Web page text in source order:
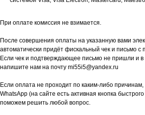
При оплате комиссия не взимается.
После совершения оплаты на указанную вами
автоматически придёт фискальный чек и письмо с
Если чек и подтверждающее письмо не пришли и
напишите нам на почту mi55i5@yandex.ru
Если оплата не проходит по каким-либо
WhatsApp (на сайте есть активная кнопка
поможем решить любой вопрос.